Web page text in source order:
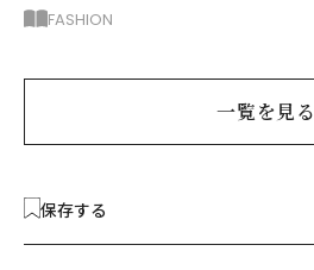
選！同じトップスがこん
FASHION
一覧を見る
保存する